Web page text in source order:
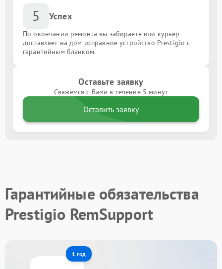
5 Успех
По окончании ремонта вы забираете или курьер
доставляет на дом исправное устройство Prestigio с
гарантийным бланком.
Оставьте заявку
Свяжемся с Вами в течение 5 минут
Оставить заявку
Гарантийные обязательства
Prestigio RemSupport
1 год